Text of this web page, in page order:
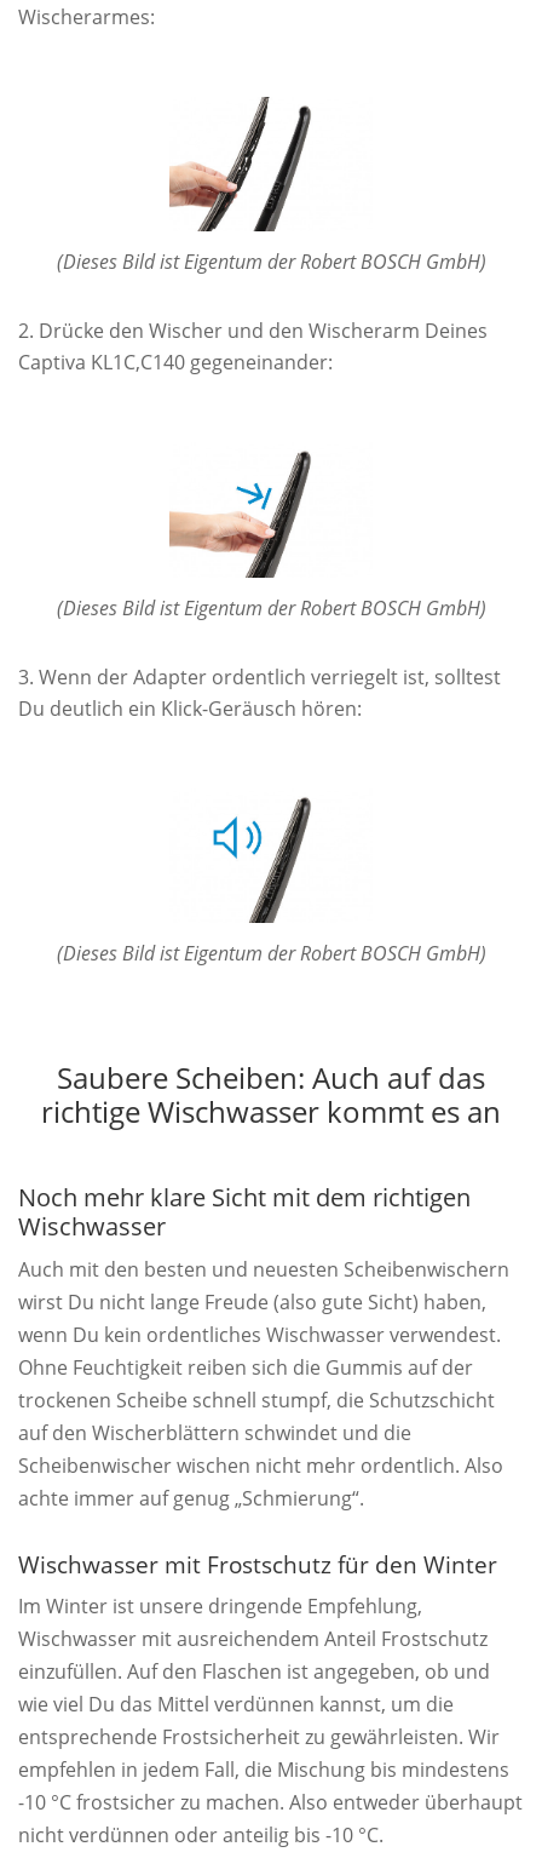
Wischerarmes:
(Dieses Bild ist Eigentum der Robert BOSCH GmbH)
Drücke den Wischer und den Wischerarm Deines
Captiva KL1C,C140 gegeneinander:
(Dieses Bild ist Eigentum der Robert BOSCH GmbH)
Wenn der Adapter ordentlich verriegelt ist, solltest
Du deutlich ein Klick-Geräusch hören:
(Dieses Bild ist Eigentum der Robert BOSCH GmbH)
Saubere Scheiben: Auch auf das
richtige Wischwasser kommt es an
Noch mehr klare Sicht mit dem richtigen
Wischwasser
Auch mit den besten und neuesten Scheibenwischern
wirst Du nicht lange Freude (also gute Sicht) haben,
wenn Du kein ordentliches Wischwasser verwendest.
Ohne Feuchtigkeit reiben sich die Gummis auf der
trockenen Scheibe schnell stumpf, die Schutzschicht
auf den Wischerblättern schwindet und die
Scheibenwischer wischen nicht mehr ordentlich. Also
achte immer auf genug „Schmierung“.
Wischwasser mit Frostschutz für den Winter
Im Winter ist unsere dringende Empfehlung,
Wischwasser mit ausreichendem Anteil Frostschutz
einzufüllen. Auf den Flaschen ist angegeben, ob und
wie viel Du das Mittel verdünnen kannst, um die
entsprechende Frostsicherheit zu gewährleisten. Wir
empfehlen in jedem Fall, die Mischung bis mindestens
-10 °C frostsicher zu machen. Also entweder überhaupt
nicht verdünnen oder anteilig bis -10 °C.